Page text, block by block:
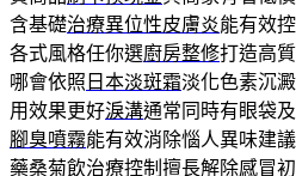
含基礎治療異位性皮膚炎能有效
各式風格任你選廚房整修打造高
哪會依照 日本淡斑霜淡化色素沉
用效果更好淚溝通常同時有眼袋
腳臭噴霧能有效消除惱人異味建
藥桑菊飲治療控制擅長解除感冒